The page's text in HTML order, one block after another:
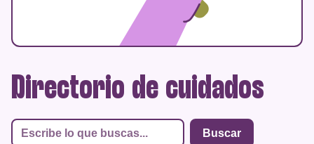
Directorio de cuidados